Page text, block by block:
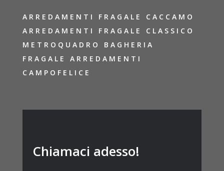
ARREDAMENTI FRAGALE CACCAMO
ARREDAMENTI FRAGALE CLASSICO
METROQUADRO BAGHERIA
FRAGALE ARREDAMENTI
CAMPOFELICE
Chiamaci adesso!